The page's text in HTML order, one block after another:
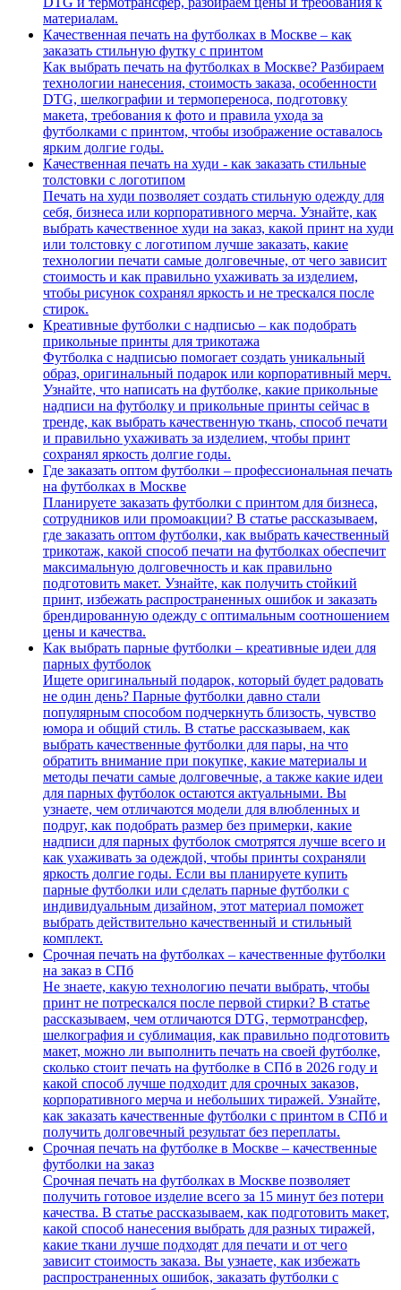
материалам.
Качественная печать на футболках в Москве – как
заказать стильную футку с принтом
Как выбрать печать на футболках в Москве? Разбираем
технологии нанесения, стоимость заказа, особенности
DTG, шелкографии и термопереноса, подготовку
макета, требования к фото и правила ухода за
футболками с принтом, чтобы изображение оставалось
ярким долгие годы.
Качественная печать на худи - как заказать стильные
толстовки с логотипом
Печать на худи позволяет создать стильную одежду для
себя, бизнеса или корпоративного мерча. Узнайте, как
выбрать качественное худи на заказ, какой принт на худи
или толстовку с логотипом лучше заказать, какие
технологии печати самые долговечные, от чего зависит
стоимость и как правильно ухаживать за изделием,
чтобы рисунок сохранял яркость и не трескался после
стирок.
Креативные футболки с надписью – как подобрать
прикольные принты для трикотажа
Футболка с надписью помогает создать уникальный
образ, оригинальный подарок или корпоративный мерч.
Узнайте, что написать на футболке, какие прикольные
надписи на футболку и прикольные принты сейчас в
тренде, как выбрать качественную ткань, способ печати
и правильно ухаживать за изделием, чтобы принт
сохранял яркость долгие годы.
Где заказать оптом футболки – профессиональная печать
на футболках в Москве
Планируете заказать футболки с принтом для бизнеса,
сотрудников или промоакции? В статье рассказываем,
где заказать оптом футболки, как выбрать качественный
трикотаж, какой способ печати на футболках обеспечит
максимальную долговечность и как правильно
подготовить макет. Узнайте, как получить стойкий
принт, избежать распространенных ошибок и заказать
брендированную одежду с оптимальным соотношением
цены и качества.
Как выбрать парные футболки – креативные идеи для
парных футболок
Ищете оригинальный подарок, который будет радовать
не один день? Парные футболки давно стали
популярным способом подчеркнуть близость, чувство
юмора и общий стиль. В статье рассказываем, как
выбрать качественные футболки для пары, на что
обратить внимание при покупке, какие материалы и
методы печати самые долговечные, а также какие идеи
для парных футболок остаются актуальными. Вы
узнаете, чем отличаются модели для влюбленных и
подруг, как подобрать размер без примерки, какие
надписи для парных футболок смотрятся лучше всего и
как ухаживать за одеждой, чтобы принты сохраняли
яркость долгие годы. Если вы планируете купить
парные футболки или сделать парные футболки с
индивидуальным дизайном, этот материал поможет
выбрать действительно качественный и стильный
комплект.
Срочная печать на футболках – качественные футболки
на заказ в СПб
Не знаете, какую технологию печати выбрать, чтобы
принт не потрескался после первой стирки? В статье
рассказываем, чем отличаются DTG, термотрансфер,
шелкография и сублимация, как правильно подготовить
макет, можно ли выполнить печать на своей футболке,
сколько стоит печать на футболке в СПб в 2026 году и
какой способ лучше подходит для срочных заказов,
корпоративного мерча и небольших тиражей. Узнайте,
как заказать качественные футболки с принтом в СПб и
получить долговечный результат без переплаты.
Срочная печать на футболке в Москве – качественные
футболки на заказ
Срочная печать на футболках в Москве позволяет
получить готовое изделие всего за 15 минут без потери
качества. В статье рассказываем, как подготовить макет,
какой способ нанесения выбрать для разных тиражей,
какие ткани лучше подходят для печати и от чего
зависит стоимость заказа. Вы узнаете, как избежать
распространенных ошибок, заказать футболки с